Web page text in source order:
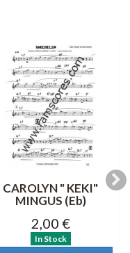
CAROLYN " KEKI"
MINGUS (Eb)
2,00 €
In Stock